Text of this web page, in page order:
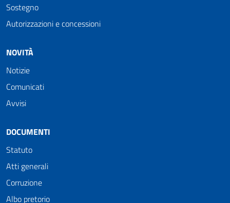
Sostegno
Autorizzazioni e concessioni
NOVITÀ
Notizie
Comunicati
Avvisi
DOCUMENTI
Statuto
Atti generali
Corruzione
Albo pretorio